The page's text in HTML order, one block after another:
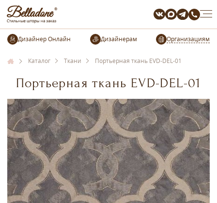
Организациям
Каталог Ткани Портьерная ткань EVD-DEL-01
Портьерная ткань EVD-DEL-01